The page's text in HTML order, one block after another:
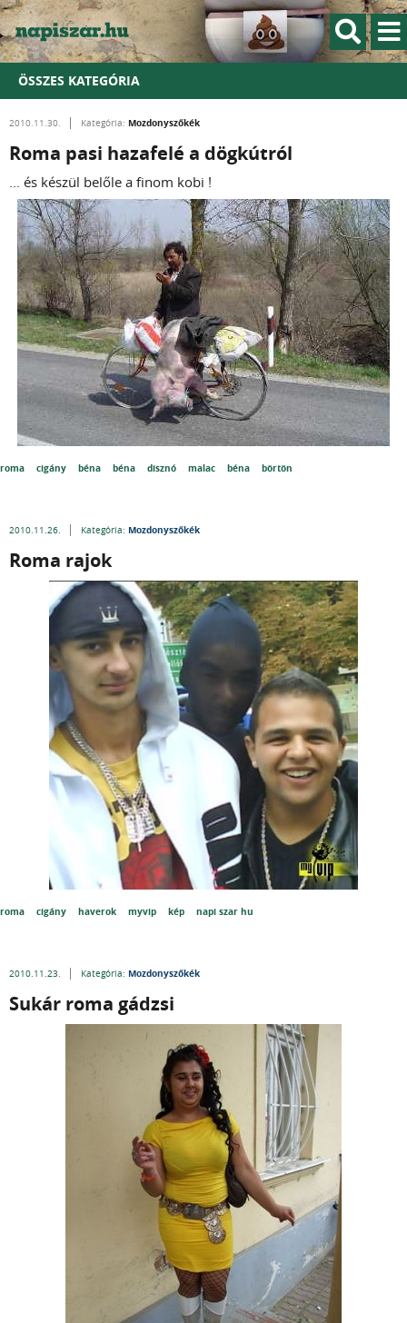
ÖSSZES KATEGÓRIA
2010.11.30. Kategória: Mozdonyszőkék
Roma pasi hazafelé a dögkútról
... és készül belőle a finom kobi !
roma cigány béna béna disznó malac béna börtön
2010.11.26. Kategória: Mozdonyszőkék
Roma rajok
roma cigány haverok myvip kép napi szar hu
2010.11.23. Kategória: Mozdonyszőkék
Sukár roma gádzsi